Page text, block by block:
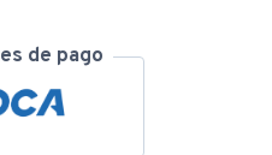
de pago